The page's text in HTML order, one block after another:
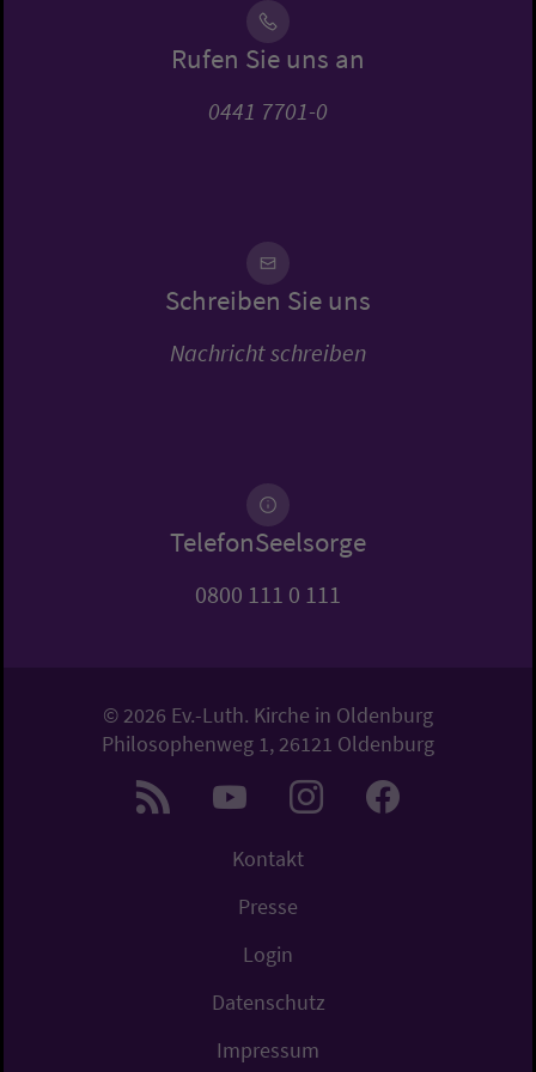
Rufen Sie uns an
0441 7701-0
Schreiben Sie uns
Nachricht schreiben
TelefonSeelsorge
0800 111 0 111
© 2026 Ev.-Luth. Kirche in Oldenburg
Philosophenweg 1, 26121 Oldenburg
Kontakt
Presse
Login
Datenschutz
Impressum